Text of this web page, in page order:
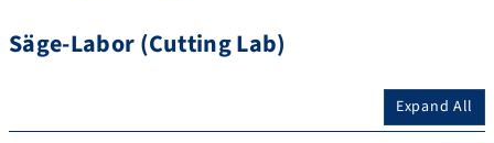
Säge-Labor (Cutting Lab)
Expand All